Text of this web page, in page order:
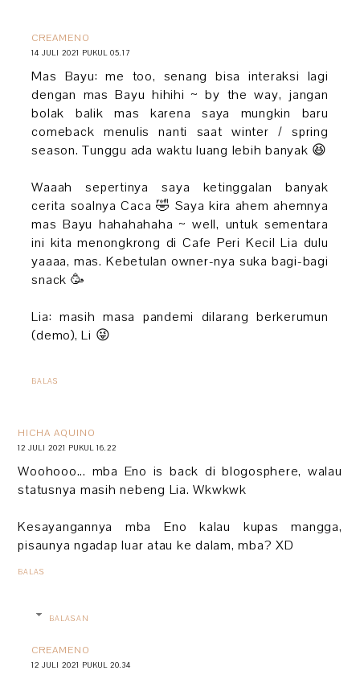
CREAMENO
14 JULI 2021 PUKUL 05.17
Mas Bayu: me too, senang bisa interaksi lagi
dengan mas Bayu hihihi ~ by the way, jangan
bolak balik mas karena saya mungkin baru
comeback menulis nanti saat winter / spring
season. Tunggu ada waktu luang lebih banyak 😆
Waaah sepertinya saya ketinggalan banyak
cerita soalnya Caca 🤣 Saya kira ahem ahemnya
mas Bayu hahahahaha ~ well, untuk sementara
ini kita menongkrong di Cafe Peri Kecil Lia dulu
yaaaa, mas. Kebetulan owner-nya suka bagi-bagi
snack 🥳
Lia: masih masa pandemi dilarang berkerumun
(demo), Li 😜
BALAS
HICHA AQUINO
12 JULI 2021 PUKUL 16.22
Woohooo... mba Eno is back di blogosphere, walau
statusnya masih nebeng Lia. Wkwkwk
Kesayangannya mba Eno kalau kupas mangga,
pisaunya ngadap luar atau ke dalam, mba? XD
BALAS
BALASAN
CREAMENO
12 JULI 2021 PUKUL 20.34